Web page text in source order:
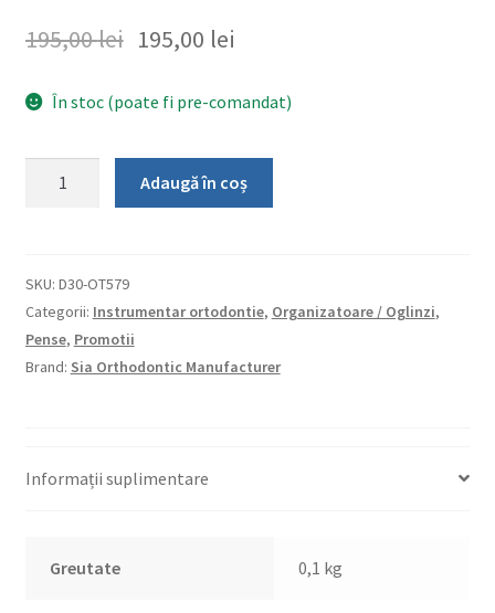
195,00lei 195,00 lei
În stoc (poate fi pre-comandat)
aliniament
SIA
Adaugă în coș
SKU: D30-OT579
Categorii: Instrumentar ortodontie, Organizatoare / Oglinzi,
Pense, Promotii
Brand: Sia Orthodontic Manufacturer
Informații suplimentare
Greutate 0,1 kg